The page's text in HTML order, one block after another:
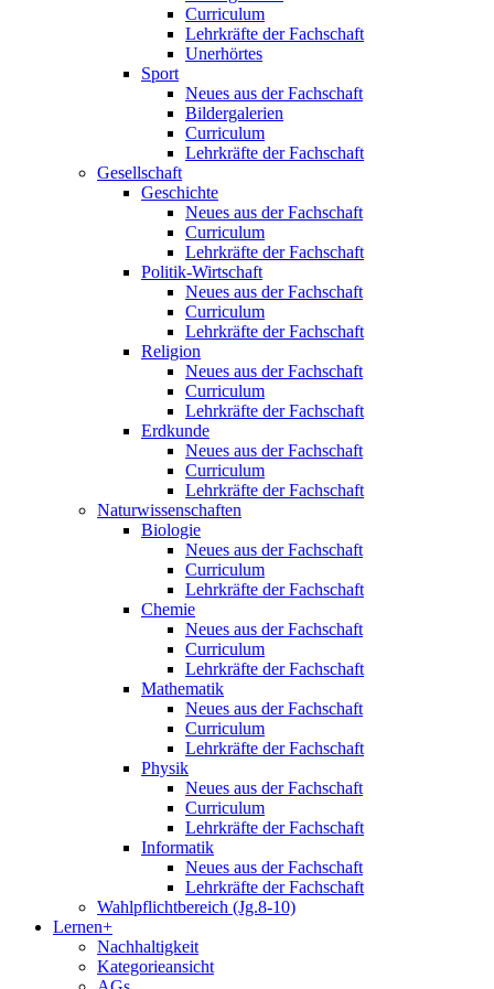
Curriculum
Lehrkräfte der Fachschaft
Unerhörtes
Sport
Neues aus der Fachschaft
Bildergalerien
Curriculum
Lehrkräfte der Fachschaft
Gesellschaft
Geschichte
Neues aus der Fachschaft
Curriculum
Lehrkräfte der Fachschaft
Politik-Wirtschaft
Neues aus der Fachschaft
Curriculum
Lehrkräfte der Fachschaft
Religion
Neues aus der Fachschaft
Curriculum
Lehrkräfte der Fachschaft
Erdkunde
Neues aus der Fachschaft
Curriculum
Lehrkräfte der Fachschaft
Naturwissenschaften
Biologie
Neues aus der Fachschaft
Curriculum
Lehrkräfte der Fachschaft
Chemie
Neues aus der Fachschaft
Curriculum
Lehrkräfte der Fachschaft
Mathematik
Neues aus der Fachschaft
Curriculum
Lehrkräfte der Fachschaft
Physik
Neues aus der Fachschaft
Curriculum
Lehrkräfte der Fachschaft
Informatik
Neues aus der Fachschaft
Lehrkräfte der Fachschaft
Wahlpflichtbereich (Jg.8-10)
Lernen+
Nachhaltigkeit
Kategorieansicht